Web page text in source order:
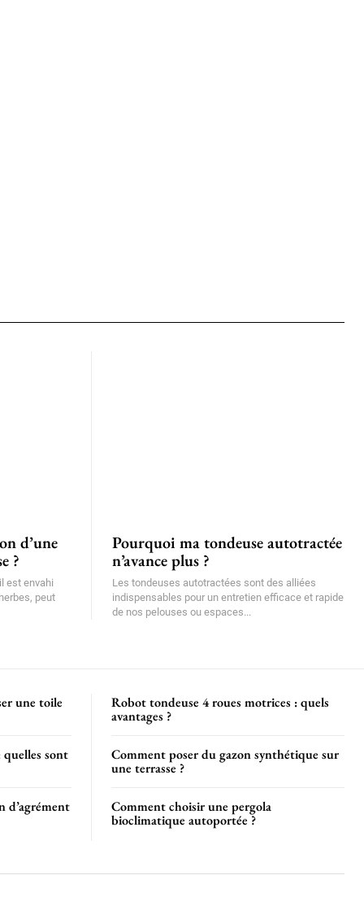
d’une
?
est envahi
peut
Pourquoi ma tondeuse autotractée
n’avance plus ?
Les tondeuses autotractées sont des alliées
indispensables pour un entretien efficace et rapide
de nos pelouses ou espaces...
une toile
sont
d’agrément
Robot tondeuse 4 roues motrices : quels
avantages ?
Comment poser du gazon synthétique sur
une terrasse ?
Comment choisir une pergola
bioclimatique autoportée ?